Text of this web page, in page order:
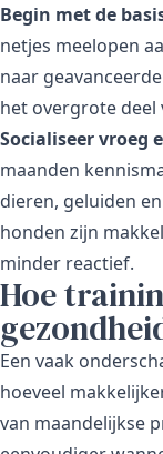
Begin met de
netjes meelopen
naar
het overgrote deel
Socialiseer vroeg
maanden
dieren, geluiden
honden zijn
minder reactief.
Hoe
Een vaak
hoeveel
van maandelijkse